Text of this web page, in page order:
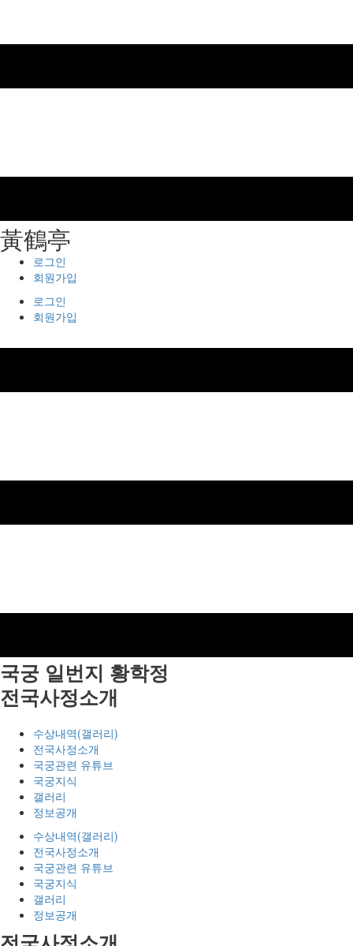
⿈鶴亭
로그인
회원가입
로그인
회원가입
국궁 일번지 황학정
전국사정소개
수상내역(갤러리)
전국사정소개
국궁관련 유튜브
국궁지식
갤러리
정보공개
수상내역(갤러리)
전국사정소개
국궁관련 유튜브
국궁지식
갤러리
정보공개